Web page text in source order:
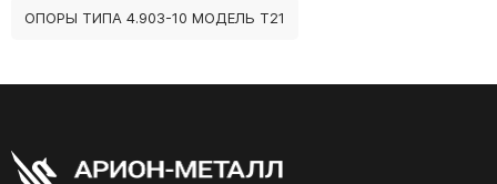
ОПОРЫ ТИПА 4.903-10 МОДЕЛЬ Т21